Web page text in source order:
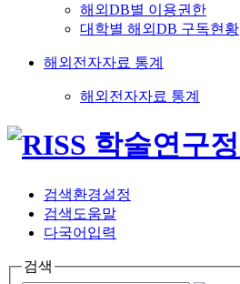
해외DB별 이용권한
대학별 해외DB 구독현황
해외전자자료 통계
해외전자자료 통계
검색환경설정
검색도움말
다국어입력
검색